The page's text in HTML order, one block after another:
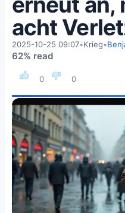
acht
0 0
2025-10-25 09:07•Krieg•
62% read